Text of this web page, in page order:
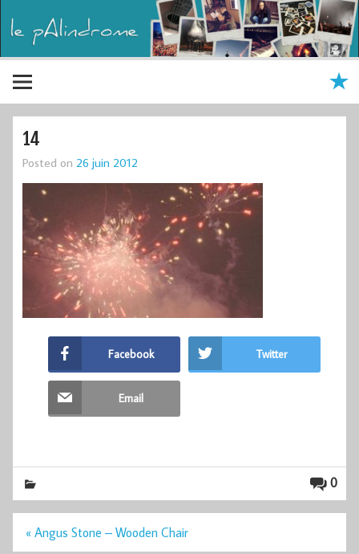
14
Posted on 26 juin 2012
Facebook Twitter
Email
0
Navigation
« Angus Stone – Wooden Chair